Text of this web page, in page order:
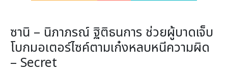
ซานิ – นิภาภรณ์ ฐิติธนการ ช่วยผู้บาดเจ็บ
โบกมอเตอร์ไซค์ตามเก๋งหลบหนีความผิด
– Secret